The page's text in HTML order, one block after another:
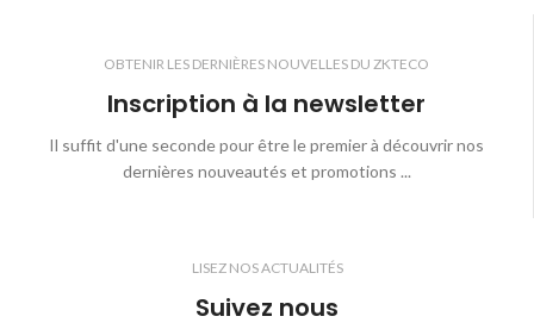
OBTENIR LES DERNIÈRES NOUVELLES DU ZKTECO
Inscription à la newsletter
Il suffit d'une seconde pour être le premier à découvrir nos
dernières nouveautés et promotions ...
LISEZ NOS ACTUALITÉS
Suivez nous